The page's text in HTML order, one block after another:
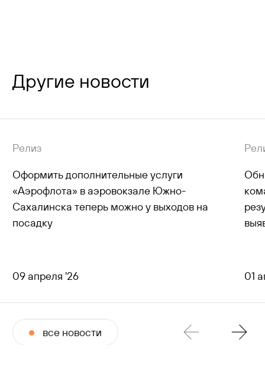
Другие новости
Релиз
Оформить дополнительные услуги
«Аэрофлота» в аэровокзале Южно-
Сахалинска теперь можно у выходов на
посадку
09 апреля '26 01
все новости